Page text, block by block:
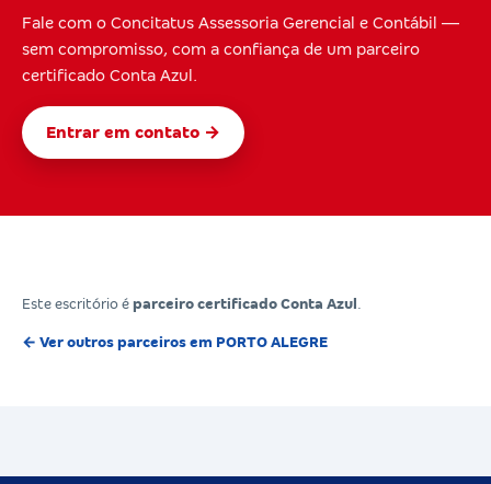
Fale com o Concitatus Assessoria Gerencial e Contábil —
sem compromisso, com a confiança de um parceiro
certificado Conta Azul.
Entrar em contato →
Este escritório é parceiro certificado Conta Azul
← Ver outros parceiros em PORTO ALEGRE